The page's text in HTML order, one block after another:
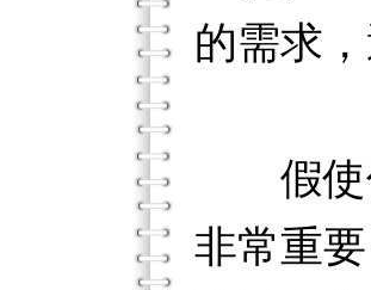
的需求
假使你
非常重